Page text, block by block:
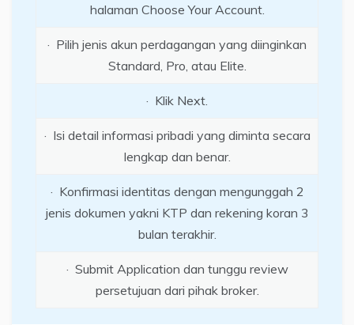
halaman Choose Your Account.
· Pilih jenis akun perdagangan yang diinginkan
Standard, Pro, atau Elite.
· Klik Next.
· Isi detail informasi pribadi yang diminta secara
lengkap dan benar.
· Konfirmasi identitas dengan mengunggah 2
jenis dokumen yakni KTP dan rekening koran 3
bulan terakhir.
· Submit Application dan tunggu review
persetujuan dari pihak broker.